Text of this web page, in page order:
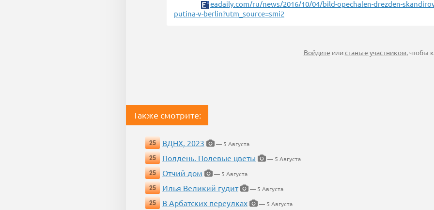
eadaily.com/ru/news/2016/10/04/bild-opechalen-drezden-
putina-v-berlin?utm_source=smi2
Войдите илистаньте участником, чтобы
Также смотрите:
25 ВДНХ, 2023
— 5 Августа
25
Полдень. Полевые цветы
— 5 Августа
25
Отчий дом
— 5 Августа
25
Илья Великий гудит
— 5 Августа
25
В Арбатских переулках
— 5 Августа